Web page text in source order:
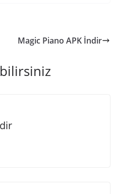
Magic Piano APK İndir